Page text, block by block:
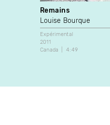
Remains
Louise Bourque
Expérimental
2011
Canada
4:49